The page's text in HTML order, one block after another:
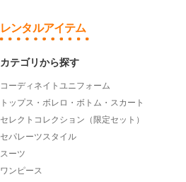
レンタルアイテム
カテゴリから探す
コーディネイトユニフォーム
トップス・ボレロ・ボトム・スカート
セレクトコレクション（限定セット）
セパレーツスタイル
スーツ
ワンピース